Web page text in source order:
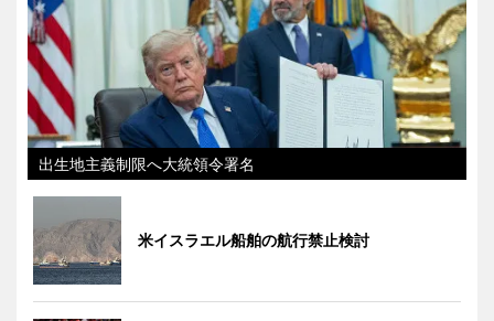
出生地主義制限へ大統領令署名
米イスラエル船舶の航行禁止検討